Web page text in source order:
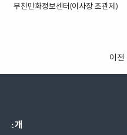
2009’라는 제목으로 재창작됐다.
부천만화정보센터(이사장 조관제)
화를 위한 정책을 도출하기 위한 세
원정책과, 웹툰 유통구조에서의 정
이전
소개